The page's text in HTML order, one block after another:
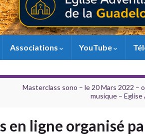
Associations YouTube
Masterclass sono – le 20 Mars 2022 –
musique –
en ligne organisé